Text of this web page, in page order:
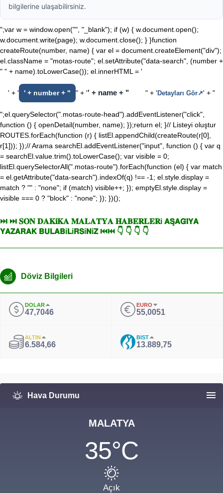
bilgilerine ulaşabilirsiniz.
";var w = window.open("", "_blank"); if (w) { w.document.open();
w.document.write(page); w.document.close(); } }function
createRoute(number, name) { var el = document.createElement("div");
el.className = "motas-route"; el.setAttribute("data-search", (number +
" " + name).toLowerCase()); el.innerHTML = '
' + ' ' + number + " " + '' + name + " " + 'Detayları Gör↗' + "
";el.querySelector(".motas-route-head").addEventListener("click",
function () { openDetail(number, name); });return el; }// Listeyi oluştur
ROUTES.forEach(function (r) { listEl.appendChild(createRoute(r[0],
r[1])); });// Arama searchEl.addEventListener("input", function () { var q
= searchEl.value.trim().toLowerCase(); var visible = 0;
listEl.querySelectorAll(".motas-route").forEach(function (el) { var match
= el.getAttribute("data-search").indexOf(q) !== -1; el.style.display =
match ? "" : "none"; if (match) visible++; }); emptyEl.style.display =
visible === 0 ? "block" : "none"; }); })();
⏭ ⏭ 𝐒𝐎𝐍 𝐃𝐀𝐊𝐢𝐊𝐀 𝐌𝐀𝐋𝐀𝐓𝐘𝐀 𝐇𝐀𝐁𝐄𝐑𝐋𝐄𝐑i 𝗔𝗦̧𝗔𝗚̆𝗜𝗬𝗔
𝗬𝗔𝗭𝗔𝗥𝗔𝗞 𝗕𝗨𝗟𝗔𝗕i𝗟i𝗥𝗦i𝗡i𝗭 ⏮⏮ 👇 👇 👇 👇
Döviz Bilgileri
DOLAR
47,7046
EURO
55,0051
ALTIN
6.584,66
BIST
13.889,75
Hava Durumu
MALATYA
35°C
Açık